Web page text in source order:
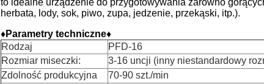
to idealne urządzenie do przygotowywania zarówno
herbata, lody, sok, piwo, zupa, jedzenie, przekąski, itp.).
♦Parametry techniczne♦
Rodzaj
PFD-16
Rozmiar miseczki:
3-16 uncji (inny niestandardowy
Zdolność produkcyjna
70-90 szt./min